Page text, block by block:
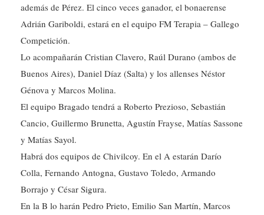
además de Pérez. El cinco veces ganador, el bonaerense
Adrián Gariboldi, estará en el equipo FM Terapia – Gallego
Competición.
Lo acompañarán Cristian Clavero, Raúl Durano (ambos de
Buenos Aires), Daniel Díaz (Salta) y los allenses Néstor
Génova y Marcos Molina.
El equipo Bragado tendrá a Roberto Prezioso, Sebastián
Cancio, Guillermo Brunetta, Agustín Frayse, Matías Sassone
y Matías Sayol.
Habrá dos equipos de Chivilcoy. En el A estarán Darío
Colla, Fernando Antogna, Gustavo Toledo, Armando
Borrajo y César Sigura.
En la B lo harán Pedro Prieto, Emilio San Martín, Marcos